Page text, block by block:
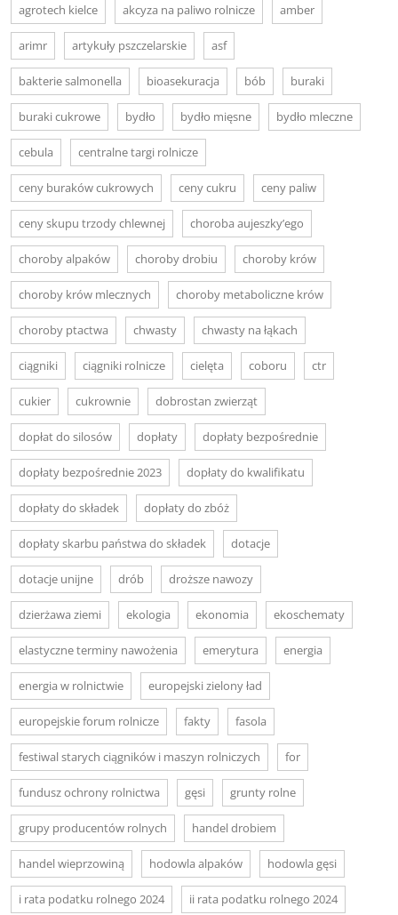
agrotech kielce akcyza na paliwo rolnicze amber
arimr artykuły pszczelarskie asf
bakterie salmonella bioasekuracja bób buraki
buraki cukrowe bydło bydło mięsne bydło mleczne
cebula centralne targi rolnicze
ceny buraków cukrowych ceny cukru ceny paliw
ceny skupu trzody chlewnej choroba aujeszky’ego
choroby alpaków choroby drobiu choroby krów
choroby krów mlecznych choroby metaboliczne krów
choroby ptactwa chwasty chwasty na łąkach
ciągniki ciągniki rolnicze cielęta coboru ctr
cukier cukrownie dobrostan zwierząt
dopłat do silosów dopłaty dopłaty bezpośrednie
dopłaty bezpośrednie 2023 dopłaty do kwalifikatu
dopłaty do składek dopłaty do zbóż
dopłaty skarbu państwa do składek dotacje
dotacje unijne drób droższe nawozy
dzierżawa ziemi ekologia ekonomia ekoschematy
elastyczne terminy nawożenia emerytura energia
energia w rolnictwie europejski zielony ład
europejskie forum rolnicze fakty fasola
festiwal starych ciągników i maszyn rolniczych for
fundusz ochrony rolnictwa gęsi grunty rolne
grupy producentów rolnych handel drobiem
handel wieprzowiną hodowla alpaków hodowla gęsi
i rata podatku rolnego 2024 ii rata podatku rolnego 2024